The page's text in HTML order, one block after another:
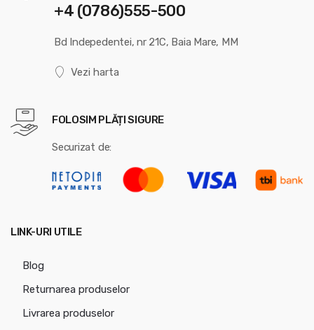
+4 (0786)555-500
Bd Indepedentei, nr 21C, Baia Mare, MM
Vezi harta
FOLOSIM PLĂȚI SIGURE
Securizat de:
LINK-URI UTILE
Blog
Returnarea produselor
Livrarea produselor